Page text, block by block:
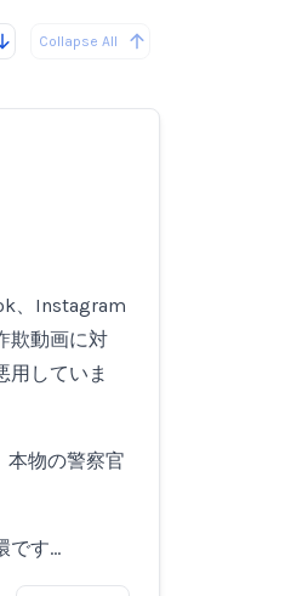
Collapse All
、Instagram
欺動画に対
用していま
本物の警察官
です…